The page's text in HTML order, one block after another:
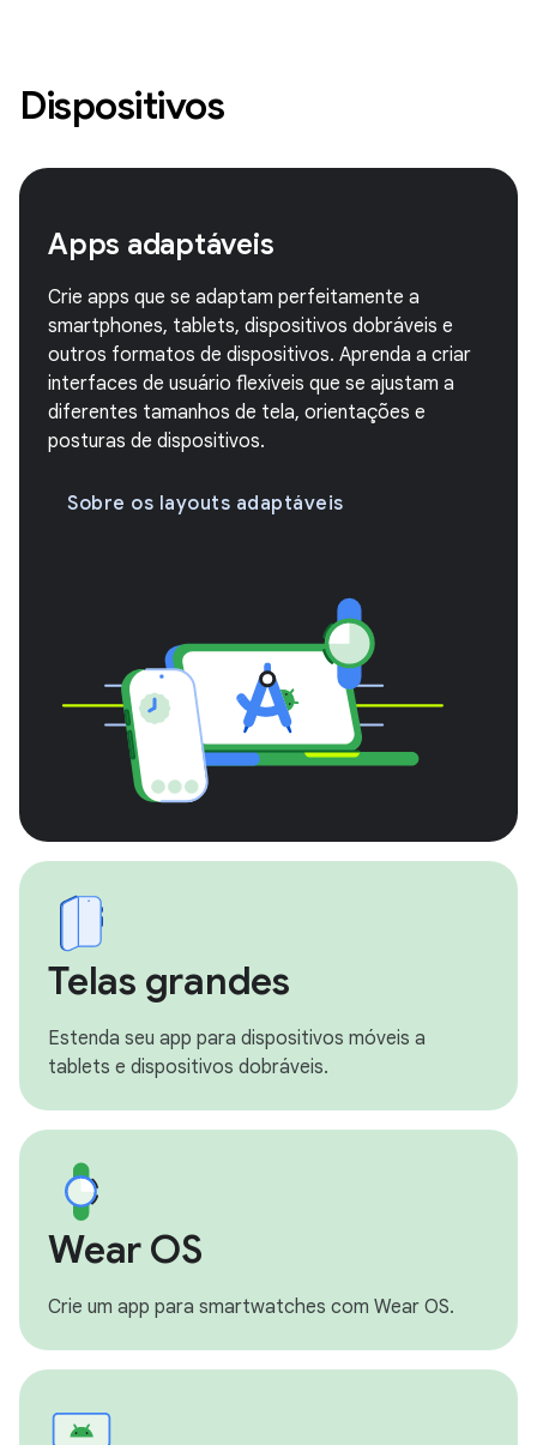
Dispositivos
Apps adaptáveis
Crie apps que se adaptam perfeitamente a
smartphones, tablets, dispositivos dobráveis e
outros formatos de dispositivos. Aprenda a criar
interfaces de usuário flexíveis que se ajustam a
diferentes tamanhos de tela, orientações e
posturas de dispositivos.
Sobre os layouts adaptáveis
Telas grandes
Estenda seu app para dispositivos móveis a
tablets e dispositivos dobráveis.
Wear OS
Crie um app para smartwatches com Wear OS.